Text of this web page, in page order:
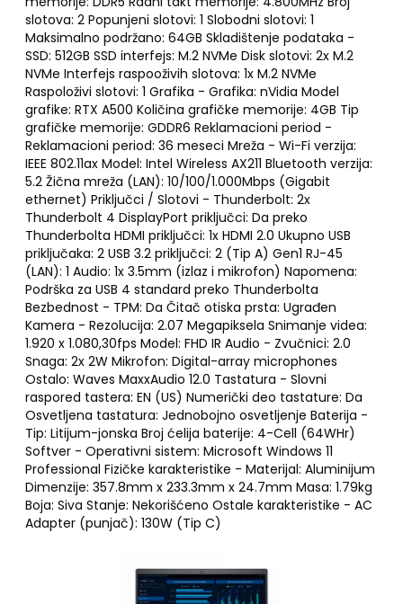
slotova: 2 Popunjeni slotovi: 1 Slobodni slotovi: 1
Maksimalno podržano: 64GB Skladištenje podataka -
SSD: 512GB SSD interfejs: M.2 NVMe Disk slotovi: 2x M.2
NVMe Interfejs raspooživih slotova: 1x M.2 NVMe
Raspoloživi slotovi: 1 Grafika - Grafika: nVidia Model
grafike: RTX A500 Količina grafičke memorije: 4GB Tip
grafičke memorije: GDDR6 Reklamacioni period -
Reklamacioni period: 36 meseci Mreža - Wi-Fi verzija:
IEEE 802.11ax Model: Intel Wireless AX211 Bluetooth verzija:
5.2 Žična mreža (LAN): 10/100/1.000Mbps (Gigabit
ethernet) Priključci / Slotovi - Thunderbolt: 2x
Thunderbolt 4 DisplayPort priključci: Da preko
Thunderbolta HDMI priključci: 1x HDMI 2.0 Ukupno USB
priključaka: 2 USB 3.2 priključci: 2 (Tip A) Gen1 RJ-45
(LAN): 1 Audio: 1x 3.5mm (izlaz i mikrofon) Napomena:
Podrška za USB 4 standard preko Thunderbolta
Bezbednost - TPM: Da Čitač otiska prsta: Ugrađen
Kamera - Rezolucija: 2.07 Megapiksela Snimanje videa:
1.920 x 1.080,30fps Model: FHD IR Audio - Zvučnici: 2.0
Snaga: 2x 2W Mikrofon: Digital-array microphones
Ostalo: Waves MaxxAudio 12.0 Tastatura - Slovni
raspored tastera: EN (US) Numerički deo tastature: Da
Osvetljena tastatura: Jednobojno osvetljenje Baterija -
Tip: Litijum-jonska Broj ćelija baterije: 4-Cell (64WHr)
Softver - Operativni sistem: Microsoft Windows 11
Professional Fizičke karakteristike - Materijal: Aluminijum
Dimenzije: 357.8mm x 233.3mm x 24.7mm Masa: 1.79kg
Boja: Siva Stanje: Nekorišćeno Ostale karakteristike - AC
Adapter (punjač): 130W (Tip C)